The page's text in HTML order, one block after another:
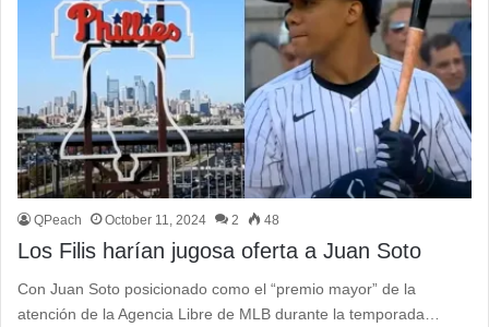
QPeach October 11, 2024 2 48
Los Filis harían jugosa oferta a Juan Soto
Con Juan Soto posicionado como el “premio mayor” de la
atención de la Agencia Libre de MLB durante la temporada…